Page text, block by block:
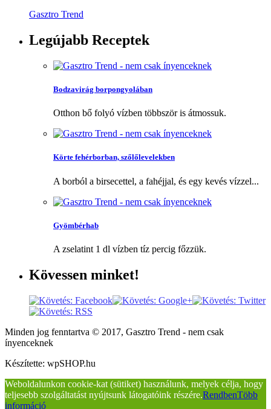
Gasztro Trend
Legújabb Receptek
Bodzavirág borpongyolában
Otthon bő folyó vízben többször is átmossuk.
Körte fehérborban, szőlőlevelekben
A borból a birsecettel, a fahéjjal, és egy kevés vízzel...
Gyömbérhab
A zselatint 1 dl vízben tíz percig főzzük.
Kövessen minket!
Minden jog fenntartva © 2017, Gasztro Trend - nem csak
ínyenceknek
Készítette: wpSHOP.hu
Weboldalunkon cookie-kat (sütiket) használunk, melyek célja, hogy
teljesebb szolgáltatást nyújtsunk látogatóink részére.RendbenTöbb
információ